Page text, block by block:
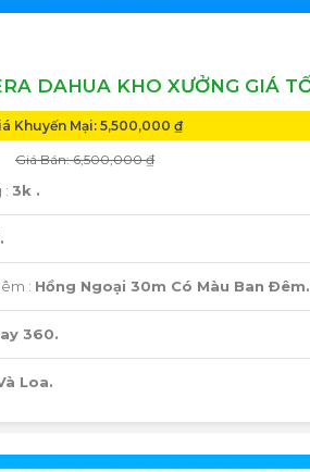
DAHUA KHO XƯỞNG GIÁ
Khuyến Mại: 5,500,000 ₫
Giá Bán: 6,500,000 ₫
: 3k .
: Hồng Ngoại 30m Có Màu Ban Ðêm.
360.
Loa.